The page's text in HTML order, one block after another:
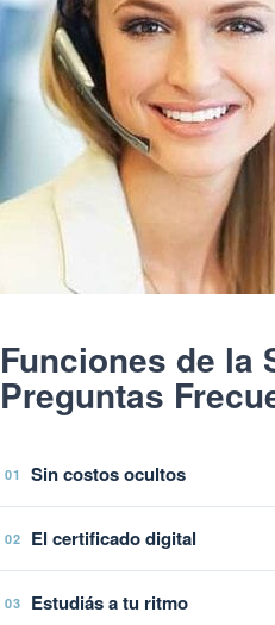
Funciones de la
Preguntas
01 Sin costos ocultos
02 El certificado digital
03 Estudiás a tu ritmo